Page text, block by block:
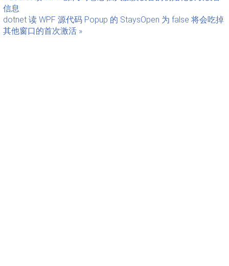
信息
dotnet 读 WPF 源代码 Popup 的 StaysOpen 为 false 将会吃掉
其他窗口的首次激活 »